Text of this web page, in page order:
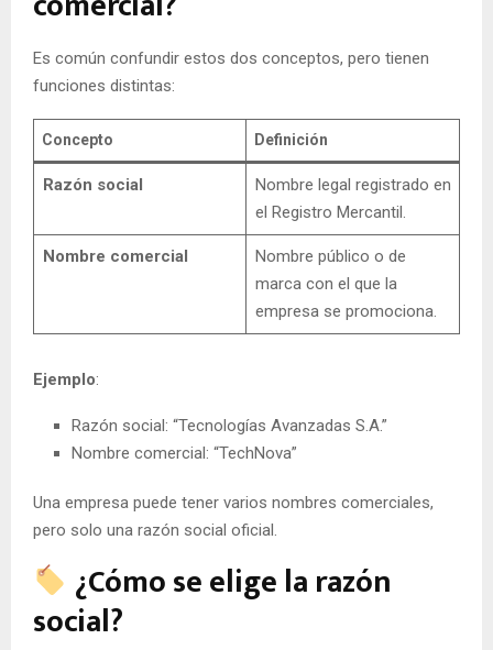
Es común confundir estos dos conceptos, pero tienen
funciones distintas:
Concepto Definición
Razón social
Nombre legal registrado en
el Registro Mercantil.
Nombre comercial
Nombre público o de
marca con el que la
empresa se promociona.
Ejemplo:
Razón social: “Tecnologías Avanzadas S.A.”
Nombre comercial: “TechNova”
Una empresa puede tener varios nombres comerciales,
pero solo una razón social oficial.
¿Cómo se elige la razón
social?